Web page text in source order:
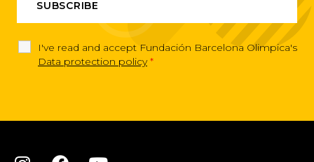
I've read and accept Fundación Barcelona Olimpica's
Data protection policy *